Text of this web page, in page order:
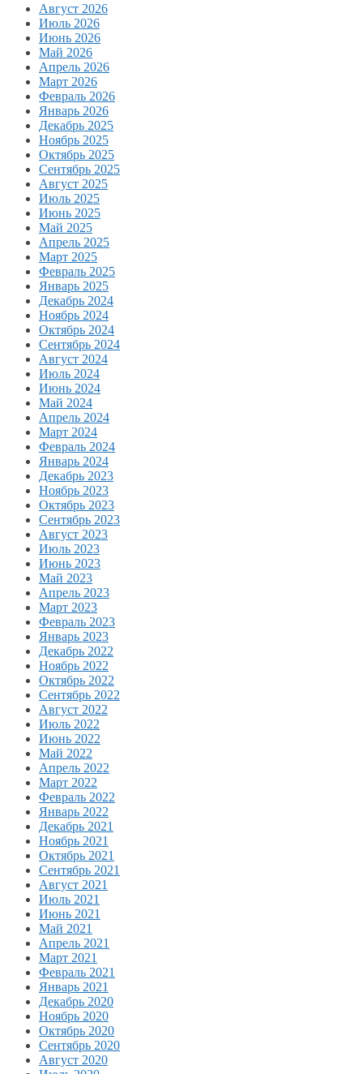
Август 2026
Июль 2026
Июнь 2026
Май 2026
Апрель 2026
Март 2026
Февраль 2026
Январь 2026
Декабрь 2025
Ноябрь 2025
Октябрь 2025
Сентябрь 2025
Август 2025
Июль 2025
Июнь 2025
Май 2025
Апрель 2025
Март 2025
Февраль 2025
Январь 2025
Декабрь 2024
Ноябрь 2024
Октябрь 2024
Сентябрь 2024
Август 2024
Июль 2024
Июнь 2024
Май 2024
Апрель 2024
Март 2024
Февраль 2024
Январь 2024
Декабрь 2023
Ноябрь 2023
Октябрь 2023
Сентябрь 2023
Август 2023
Июль 2023
Июнь 2023
Май 2023
Апрель 2023
Март 2023
Февраль 2023
Январь 2023
Декабрь 2022
Ноябрь 2022
Октябрь 2022
Сентябрь 2022
Август 2022
Июль 2022
Июнь 2022
Май 2022
Апрель 2022
Март 2022
Февраль 2022
Январь 2022
Декабрь 2021
Ноябрь 2021
Октябрь 2021
Сентябрь 2021
Август 2021
Июль 2021
Июнь 2021
Май 2021
Апрель 2021
Март 2021
Февраль 2021
Январь 2021
Декабрь 2020
Ноябрь 2020
Октябрь 2020
Сентябрь 2020
Август 2020